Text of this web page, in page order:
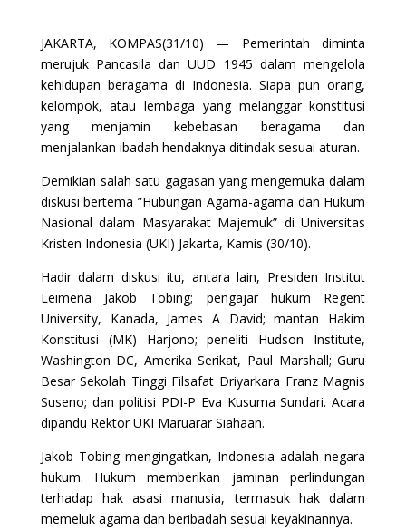
JAKARTA, KOMPAS(31/10) — Pemerintah diminta
merujuk Pancasila dan UUD 1945 dalam mengelola
kehidupan beragama di Indonesia. Siapa pun orang,
kelompok, atau lembaga yang melanggar konstitusi
yang menjamin kebebasan beragama dan
menjalankan ibadah hendaknya ditindak sesuai aturan.
Demikian salah satu gagasan yang mengemuka dalam
diskusi bertema ”Hubungan Agama-agama dan Hukum
Nasional dalam Masyarakat Majemuk” di Universitas
Kristen Indonesia (UKI) Jakarta, Kamis (30/10).
Hadir dalam diskusi itu, antara lain, Presiden Institut
Leimena Jakob Tobing; pengajar hukum Regent
University, Kanada, James A David; mantan Hakim
Konstitusi (MK) Harjono; peneliti Hudson Institute,
Washington DC, Amerika Serikat, Paul Marshall; Guru
Besar Sekolah Tinggi Filsafat Driyarkara Franz Magnis
Suseno; dan politisi PDI-P Eva Kusuma Sundari. Acara
dipandu Rektor UKI Maruarar Siahaan.
Jakob Tobing mengingatkan, Indonesia adalah negara
hukum. Hukum memberikan jaminan perlindungan
terhadap hak asasi manusia, termasuk hak dalam
memeluk agama dan beribadah sesuai keyakinannya.